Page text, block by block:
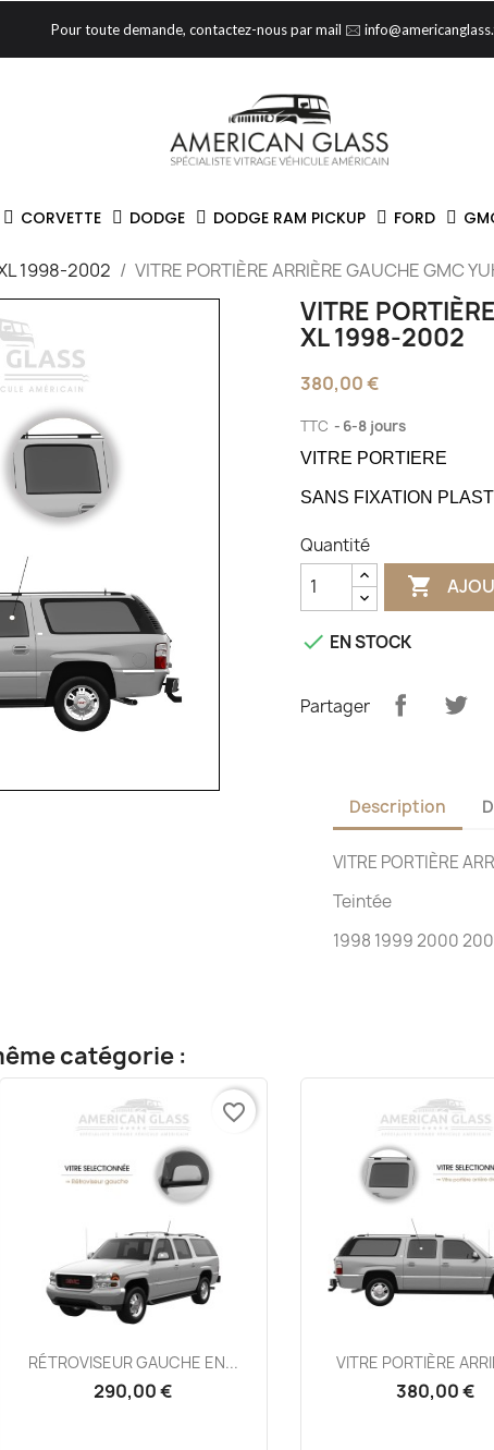
Pour toute demande, contactez-nous par mail 🖂
CORVETTE DODGE DODGE RAM PICKUP FORD
1998-2002 VITRE PORTIÈRE ARRIÈRE GAUCHE GMC
VITRE
XL 1998-2002
380,00 €
TTC 6-8 jours
VITRE PORTIERE
SANS FIXATION
Quantité

 EN STOCK
Partager
Description
VITRE PORTIÈRE
Teintée
1998 1999 2000
catégorie :
Aperçu rapide
RÉTROVISEUR GAUCHE EN...
290,00 €
favorite_border
Aperçu
VITRE PORTIÈRE
380,00 €